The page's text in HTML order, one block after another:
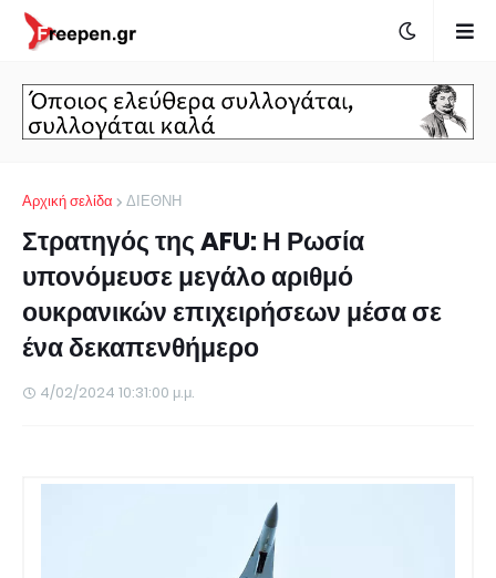
Αρχική σελίδα ΔΙΕΘΝΗ
Στρατηγός της AFU: Η Ρωσία
υπονόμευσε μεγάλο αριθμό
ουκρανικών επιχειρήσεων μέσα σε
ένα δεκαπενθήμερο
4/02/2024 10:31:00 μ.μ.